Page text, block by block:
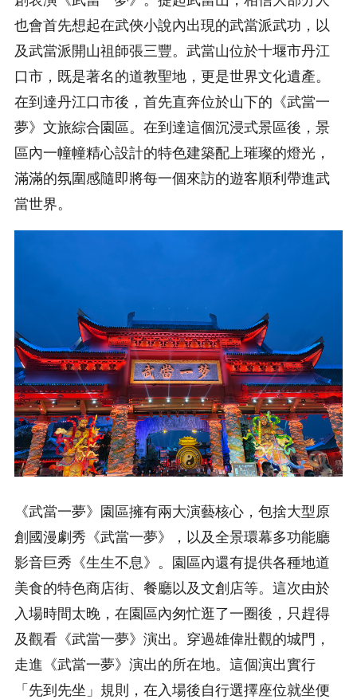
也會首先想起在武俠小說內出現的武當派武功，以
及武當派開山祖師張三豐。武當山位於十堰市丹江
口市，既是著名的道教聖地，更是世界文化遺產。
在到達丹江口市後，首先直奔位於山下的《武當一
夢》文旅綜合園區。在到達這個沉浸式景區後，景
區內一幢幢精心設計的特色建築配上璀璨的燈光，
滿滿的氛圍感隨即將每一個來訪的遊客順利帶進武
當世界。
《武當一夢》園區擁有兩大演藝核心，包捨大型原
創國漫劇秀《武當一夢》，以及全景環幕多功能廳
影音巨秀《生生不息》。園區內還有提供各種地道
美食的特色商店街、餐廳以及文創店等。這次由於
入場時間太晚，在園區內匆忙逛了一圈後，只趕得
及觀看《武當一夢》演出。穿過雄偉壯觀的城門，
走進《武當一夢》演出的所在地。這個演出實行
「先到先坐」規則，在入場後自行選擇座位就坐便